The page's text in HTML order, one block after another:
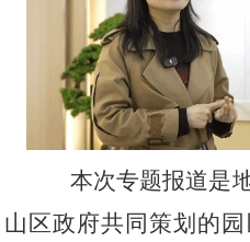
本次专题报道是
山区政府共同策划的